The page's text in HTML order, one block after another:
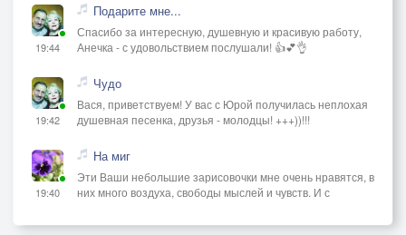
19:44
Подарите мне...
Спасибо за интересную, душевную и красивую работу,
Анечка - с удовольствием послушали! 👍💕👌
19:42
Чудо
Вася, приветствуем! У вас с Юрой получилась неплохая
душевная песенка, друзья - молодцы! +++))!!!
19:40
На миг
Эти Ваши небольшие зарисовочки мне очень нравятся, в
них много воздуха, свободы мыслей и чувств. И с